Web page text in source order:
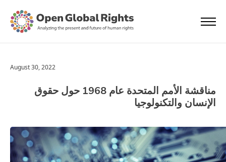
August 30, 2022
مناقشة الأمم المتحدة عام 1968 حول حقوق
الإنسان والتكنولوجيا